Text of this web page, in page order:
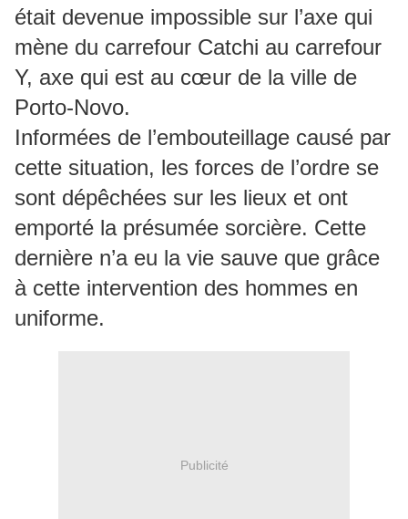
était devenue impossible sur l’axe qui
mène du carrefour Catchi au carrefour
Y, axe qui est au cœur de la ville de
Porto-Novo.
Informées de l’embouteillage causé par
cette situation, les forces de l’ordre se
sont dépêchées sur les lieux et ont
emporté la présumée sorcière. Cette
dernière n’a eu la vie sauve que grâce
à cette intervention des hommes en
uniforme.
Publicité